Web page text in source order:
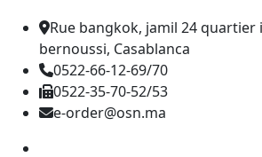
Rue bangkok, jamil 24
bernoussi, Casablanca
0522-66-12-69/70
0522-35-70-52/53
e-order@osn.ma